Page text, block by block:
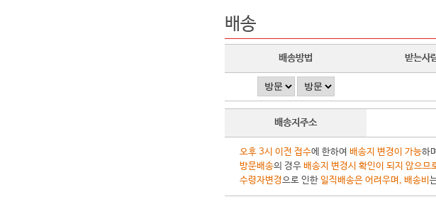
배송
배송방법 받는사
배송지주소
오후 3시 이전 접수에 한하여 배송지 변경이 가능하
방문배송의 경우 배송지 변경시 확인이 되지 않으므
수령자변경으로 인한 일직배송은 어려우며, 배송비